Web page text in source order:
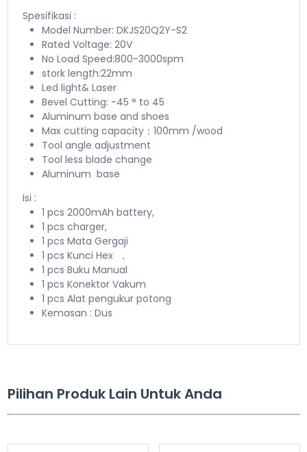
Spesifikasi :
Model Number: DKJS20Q2Y-S2
Rated Voltage: 20V
No Load Speed:800-3000spm
stork length:22mm
Led light& Laser
Bevel Cutting: -45 ° to 45
Aluminum base and shoes
Max cutting capacity：100mm /wood
Tool angle adjustment
Tool less blade change
Aluminum base
Isi :
1 pcs 2000mAh battery,
1 pcs charger,
1 pcs Mata Gergaji
1 pcs Kunci Hex ，
1 pcs Buku Manual
1 pcs Konektor Vakum
1 pcs Alat pengukur potong
Kemasan : Dus
Pilihan Produk Lain Untuk Anda